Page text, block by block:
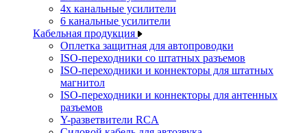
4х канальные усилители
6 канальные усилители
Кабельная продукция
Оплетка защитная для автопроводки
ISO-переходники со штатных разъемов
ISO-переходники и коннекторы для штатных
магнитол
ISO-переходники и коннекторы для антенных
разъемов
Y-разветвители RCA